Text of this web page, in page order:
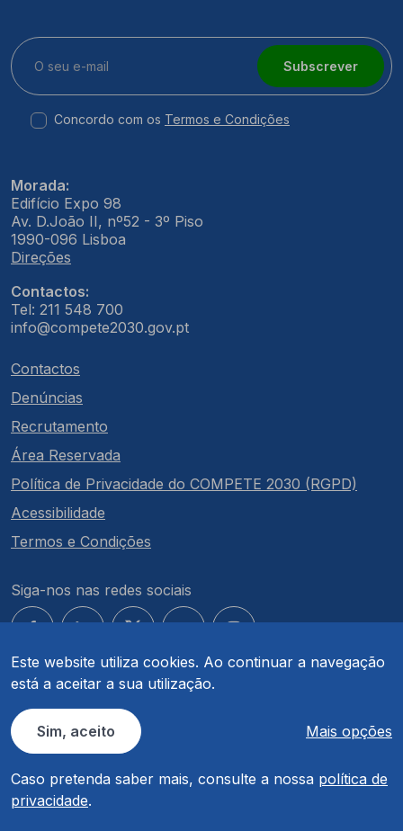
Este website utiliza cookies. Ao continuar a navegação
está a aceitar a sua utilização.
Sim, aceito Mais opções
Caso pretenda saber mais, consulte a nossa política de
privacidade.
Subscrever
Concordo com os Termos e Condições
Morada:
Edifício Expo 98
Av. D.João II, nº52 - 3º Piso
1990-096 Lisboa
Direções
Contactos:
Tel: 211 548 700
info@compete2030.gov.pt
Contactos
Denúncias
Recrutamento
Área Reservada
Política de Privacidade do COMPETE 2030 (RGPD)
Acessibilidade
Termos e Condições
Siga-nos nas redes sociais
© COMPETE 2030. Todos os direitos reservados.